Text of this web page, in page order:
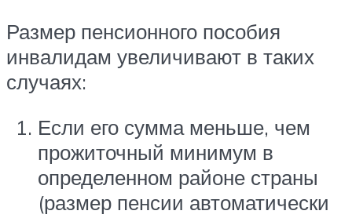
Размер пенсионного пособия
инвалидам увеличивают в таких
случаях:
Если его сумма меньше, чем
прожиточный минимум в
определенном районе страны
(размер пенсии автоматически